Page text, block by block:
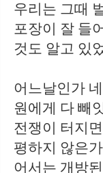
우리는 그때
포장이 잘 들
것도 알고 있
어느날인가
원에게 다 빼
전쟁이 터지
평하지 않은
어서는 개방